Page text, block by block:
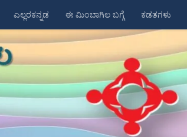
ಎಲ್ಲರಕನ್ನಡ ಈ ಮಿಂಬಾಗಿಲ ಬಗ್ಗೆ ಕಡತಗಳು